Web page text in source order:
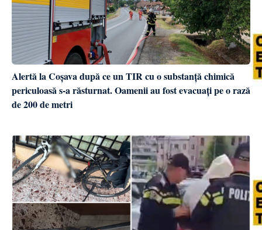
Alertă la Coșava după ce un TIR cu o substanță chimică
periculoasă s-a răsturnat. Oamenii au fost evacuați pe o rază
de 200 de metri